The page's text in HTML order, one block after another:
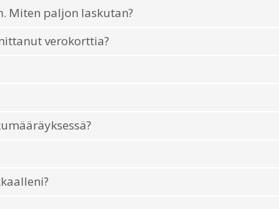
Miten paljon laskutan?
verokorttia?